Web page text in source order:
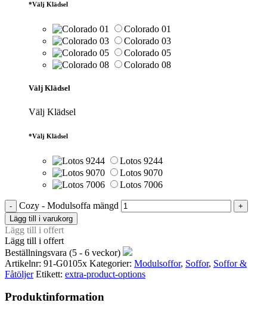
*Välj Klädsel
Colorado 01
Colorado 03
Colorado 05
Colorado 08
Välj Klädsel
Välj Klädsel
*Välj Klädsel
Lotos 9244
Lotos 9070
Lotos 7006
Cozy - Modulsoffa mängd
Lägg till i varukorg
Lägg till i offert
Lägg till i offert
Beställningsvara (5 - 6 veckor)
Artikelnr: 91-G0105x Kategorier: Modulsoffor, Soffor, Soffor &
Fåtöljer Etikett: extra-product-options
Produktinformation